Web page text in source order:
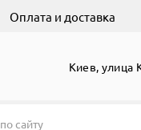
Оплата и доставка
Киев, улица